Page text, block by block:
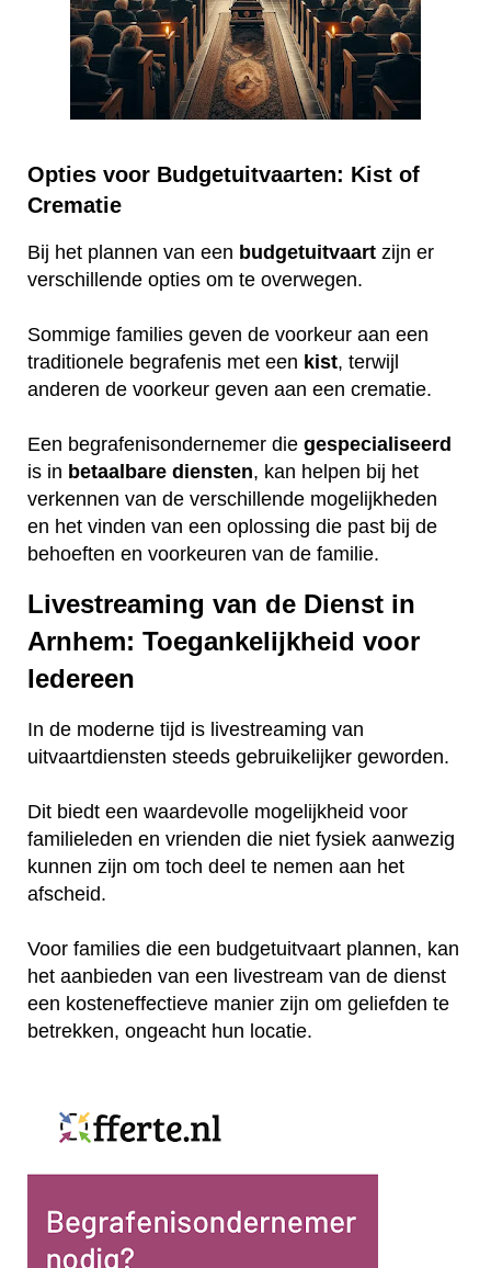
Opties voor Budgetuitvaarten: Kist of
Crematie
Bij het plannen van een budgetuitvaart zijn er
verschillende opties om te overwegen.
Sommige families geven de voorkeur aan een
traditionele begrafenis met een kist, terwijl
anderen de voorkeur geven aan een crematie.
Een begrafenisondernemer die gespecialiseerd
is in betaalbare diensten, kan helpen bij het
verkennen van de verschillende mogelijkheden
en het vinden van een oplossing die past bij de
behoeften en voorkeuren van de familie.
Livestreaming van de Dienst in
Arnhem: Toegankelijkheid voor
Iedereen
In de moderne tijd is livestreaming van
uitvaartdiensten steeds gebruikelijker geworden.
Dit biedt een waardevolle mogelijkheid voor
familieleden en vrienden die niet fysiek aanwezig
kunnen zijn om toch deel te nemen aan het
afscheid.
Voor families die een budgetuitvaart plannen, kan
het aanbieden van een livestream van de dienst
een kosteneffectieve manier zijn om geliefden te
betrekken, ongeacht hun locatie.